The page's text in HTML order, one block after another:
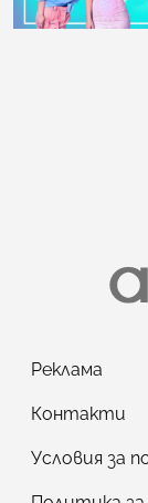
Реклама
Контакти
Условия за